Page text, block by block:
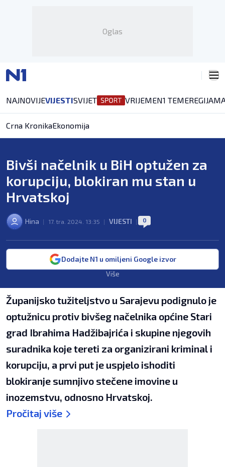
Oglas
NAJNOVIJEVIJESTISVIJET VRIJEMEN1 TEMEREGIJA
Crna KronikaEkonomija
Bivši načelnik u BiH optužen za
korupciju, blokiran mu stan u
Hrvatskoj
Hina | 17. tra. 2024. 13:35 | VIJESTI | 0
Dodajte N1 u omiljeni Google izvor
Više
Županijsko tužiteljstvo u Sarajevu podignulo je
optužnicu protiv bivšeg načelnika općine Stari
grad Ibrahima Hadžibajrića i skupine njegovih
suradnika koje tereti za organizirani kriminal i
korupciju, a prvi put je uspjelo ishoditi
blokiranje sumnjivo stečene imovine u
inozemstvu, odnosno Hrvatskoj.
Pročitaj više